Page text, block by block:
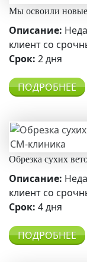
Мы освоили
Описание:
клиент со
Срок: 2 дня
ПОДРОБНЕЕ
Обрезка сухих
Описание:
клиент со
Срок: 4 дня
ПОДРОБНЕЕ